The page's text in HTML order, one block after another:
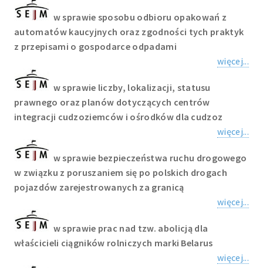
w sprawie sposobu odbioru opakowań z
automatów kaucyjnych oraz zgodności tych praktyk
z przepisami o gospodarce odpadami
więcej...
w sprawie liczby, lokalizacji, statusu
prawnego oraz planów dotyczących centrów
integracji cudzoziemców i ośrodków dla cudzoz
więcej...
w sprawie bezpieczeństwa ruchu drogowego
w związku z poruszaniem się po polskich drogach
pojazdów zarejestrowanych za granicą
więcej...
w sprawie prac nad tzw. abolicją dla
właścicieli ciągników rolniczych marki Belarus
więcej...